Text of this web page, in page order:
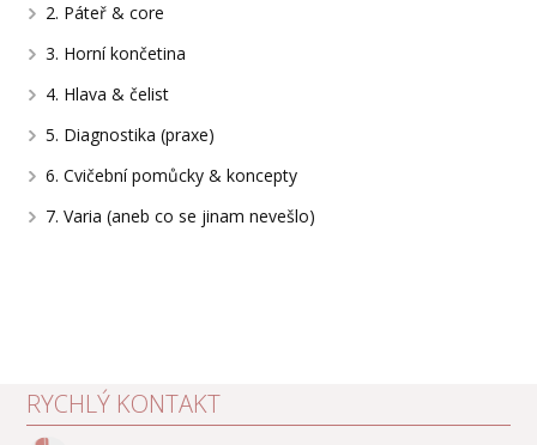
2. Páteř & core
3. Horní končetina
4. Hlava & čelist
5. Diagnostika (praxe)
6. Cvičební pomůcky & koncepty
7. Varia (aneb co se jinam nevešlo)
RYCHLÝ KONTAKT